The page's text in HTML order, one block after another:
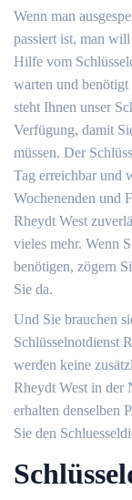
Wenn man
passiert ist, man
Hilfe vom
warten und benötigt
steht Ihnen unser
Verfügung, damit
müssen. Der
Tag erreichbar und
Wochenenden und
Rheydt West
vieles mehr. Wenn
benötigen, zögern
Sie da.
Und Sie brauchen
Schlüsselnotdienst
werden keine
Rheydt West in der
erhalten denselben
Sie den